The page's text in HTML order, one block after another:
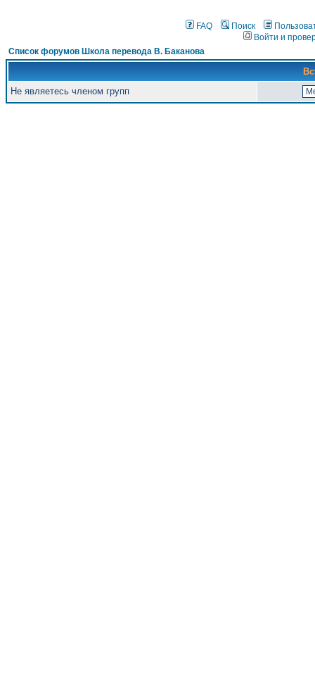
FAQ Поиск
Войти и
Список форумов Школа перевода В. Баканова
Не являетесь членом групп